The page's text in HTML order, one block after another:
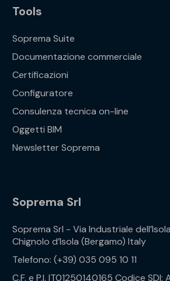
Tools
Soprema Suite
Documentazione commerciale
Certificazioni
Configuratore
Consulenza tecnica on-line
Oggetti BIM
Newsletter Soprema
Soprema Srl
Soprema Srl - Via Industriale
Chignolo d’Isola (Bergamo) Italy
Telefono: (+39) 035 095 10 11
C.F. e P.I. IT01250140165 Codice